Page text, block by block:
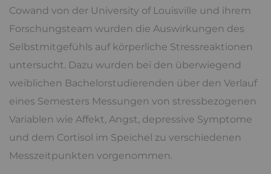
Cowand von der University of Louisville und ihrem
Forschungsteam wurden die Auswirkungen des
Selbstmitgefühls auf körperliche Stressreaktionen
untersucht. Dazu wurden bei den überwiegend
weiblichen Bachelorstudierenden über den Verlauf
eines Semesters Messungen von stressbezogenen
Variablen wie Affekt, Angst, depressive Symptome
und dem Cortisol im Speichel zu verschiedenen
Messzeitpunkten vorgenommen.